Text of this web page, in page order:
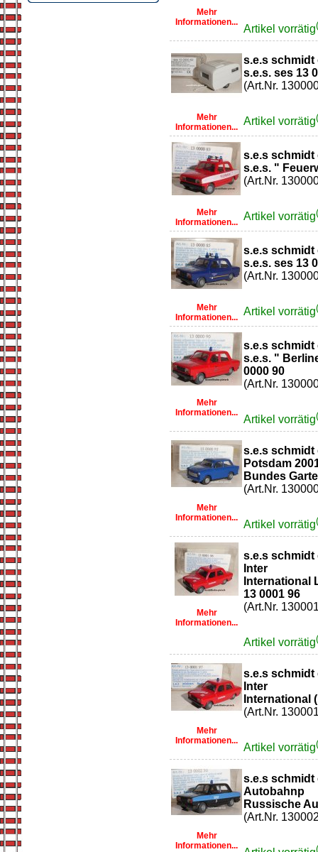
Mehr
Informationen...
Artikel vorrätig
Mehr
Informationen...
s.e.s schmidt
s.e.s. ses 13
(Art.Nr.
Artikel vorrätig
Mehr
Informationen...
s.e.s schmidt
s.e.s. "
(Art.Nr.
Artikel vorrätig
Mehr
Informationen...
s.e.s schmidt
s.e.s. ses 13
(Art.Nr.
Artikel vorrätig
Mehr
Informationen...
s.e.s schmidt
s.e.s. "
0000 90
(Art.Nr.
Artikel vorrätig
Mehr
Informationen...
s.e.s schmidt
Potsdam
Bundes
(Art.Nr.
Artikel vorrätig
Mehr
Informationen...
s.e.s schmidt
Inter
International
13 0001 96
(Art.Nr.
Artikel vorrätig
Mehr
Informationen...
s.e.s schmidt
Inter
International
(Art.Nr.
Artikel vorrätig
Mehr
Informationen...
s.e.s schmidt
Autobahnp
Russische
(Art.Nr.